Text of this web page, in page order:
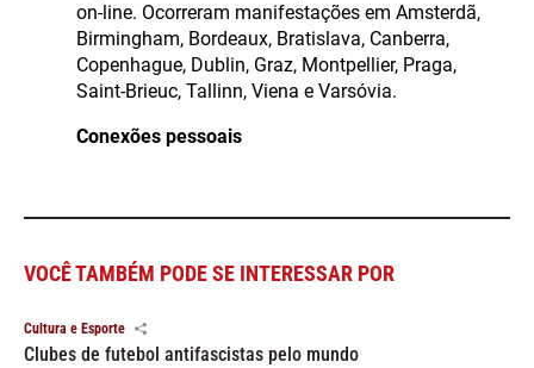
on-line. Ocorreram manifestações em Amsterdã,
Birmingham, Bordeaux, Bratislava, Canberra,
Copenhague, Dublin, Graz, Montpellier, Praga,
Saint-Brieuc, Tallinn, Viena e Varsóvia.
Conexões pessoais
VOCÊ TAMBÉM PODE SE INTERESSAR POR
Cultura e Esporte
Clubes de futebol antifascistas pelo mundo